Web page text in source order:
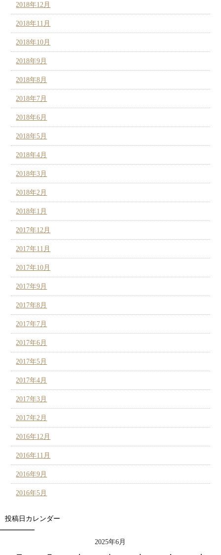
2018年12月
2018年11月
2018年10月
2018年9月
2018年8月
2018年7月
2018年6月
2018年5月
2018年4月
2018年3月
2018年2月
2018年1月
2017年12月
2017年11月
2017年10月
2017年9月
2017年8月
2017年7月
2017年6月
2017年5月
2017年4月
2017年3月
2017年2月
2016年12月
2016年11月
2016年9月
2016年5月
投稿日カレンダー
2025年6月